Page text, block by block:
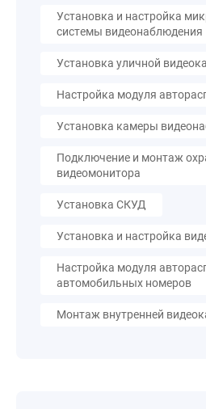
Установка и настройка
системы видеонаблюдения
Установка уличной
Настройка модуля
Установка камеры
Подключение и монтаж
видеомонитора
Установка СКУД
Установка и настройка
Настройка модуля
автомобильных номеров
Монтаж внутренней